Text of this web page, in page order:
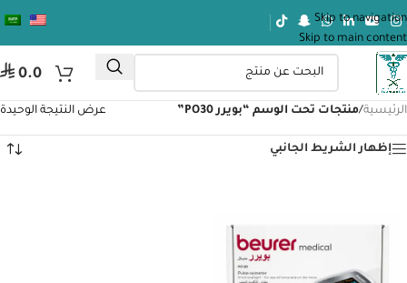
Skip to navigation
Skip to main content
⃁ 0.0
الرئيسية/منتجات تحت الوسم “بويرر PO30” عرض النتيجة الوحيدة
إظهار الشريط الجانبي